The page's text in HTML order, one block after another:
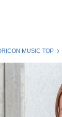
MUSIC TOP